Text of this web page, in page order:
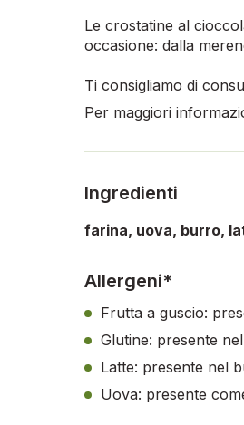
Le crostatine al
occasione: dalla
Ti consigliamo di
Per maggiori
Ingredienti
farina, uova, burro,
Allergeni*
Frutta a guscio:
Glutine: presente
Latte: presente nel
Uova: presente